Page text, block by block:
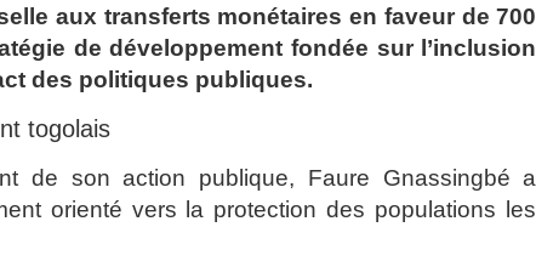
aux transferts monétaires en faveur de 700
de développement fondée sur l’inclusion
des politiques publiques.
togolais
de son action publique, Faure Gnassingbé a
orienté vers la protection des populations les